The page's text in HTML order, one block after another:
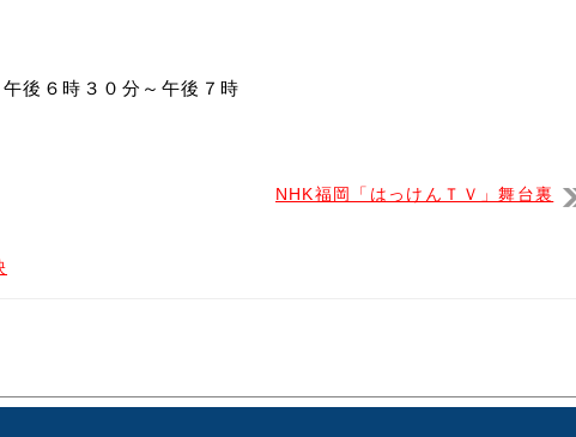
後６時３０分～午後７時
NHK福岡「はっけんＴＶ」舞台裏